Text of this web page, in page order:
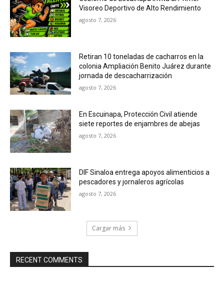
Visoreo Deportivo de Alto Rendimiento
agosto 7, 2026
Retiran 10 toneladas de cacharros en la
colonia Ampliación Benito Juárez durante
jornada de descacharrización
agosto 7, 2026
En Escuinapa, Protección Civil atiende
siete reportes de enjambres de abejas
agosto 7, 2026
DIF Sinaloa entrega apoyos alimenticios a
pescadores y jornaleros agrícolas
agosto 7, 2026
Cargar más
RECENT COMMENTS